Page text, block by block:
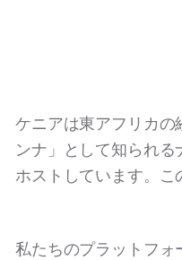
ケニアは東アフリカ
ンナ」として知られ
ホストしています。
私たちのプラットフォ